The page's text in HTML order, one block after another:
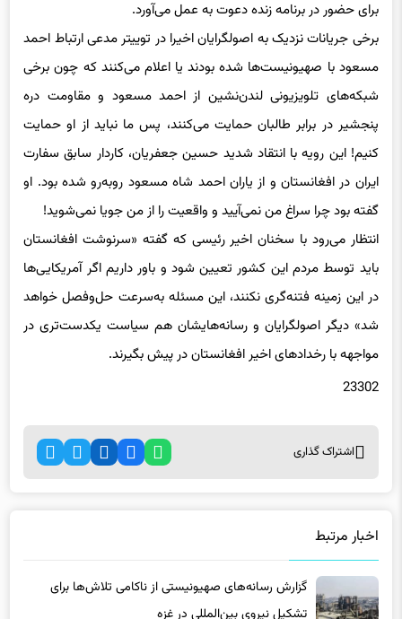
برخی جریانات نزدیک به اصولگرایان اخیرا در توییتر مدعی ارتباط احمد
مسعود با صهیونیست‌ها شده بودند یا اعلام می‌کنند که چون برخی
شبکه‌های تلویزیونی لندن‌نشین از احمد مسعود و مقاومت دره
پنجشیر در برابر طالبان حمایت می‌کنند، پس ما نباید از او حمایت
کنیم! این رویه با انتقاد شدید حسین جعفریان، کاردار سابق سفارت
ایران در افغانستان و از یاران احمد شاه مسعود روبه‌رو شده بود. او
گفته بود چرا سراغ من نمی‌آیید و واقعیت را از من جویا نمی‌شوید!
انتظار می‌رود با سخنان اخیر رئیسی که گفته «سرنوشت افغانستان
باید توسط مردم این کشور تعیین شود و باور داریم اگر آمریکایی‌ها
در این زمینه فتنه‌گری نکنند، این مسئله به‌سرعت حل‌وفصل خواهد
شد» دیگر اصولگرایان و رسانه‌هایشان هم سیاست یکدست‌تری در
مواجهه با رخدادهای اخیر افغانستان در پیش بگیرند.
23302
گزارش رسانه‌های صهیونیستی از ناکامی تلاش‌ها برای
تشکیل نیروی بین‌المللی در غزه
8 ماه پیش